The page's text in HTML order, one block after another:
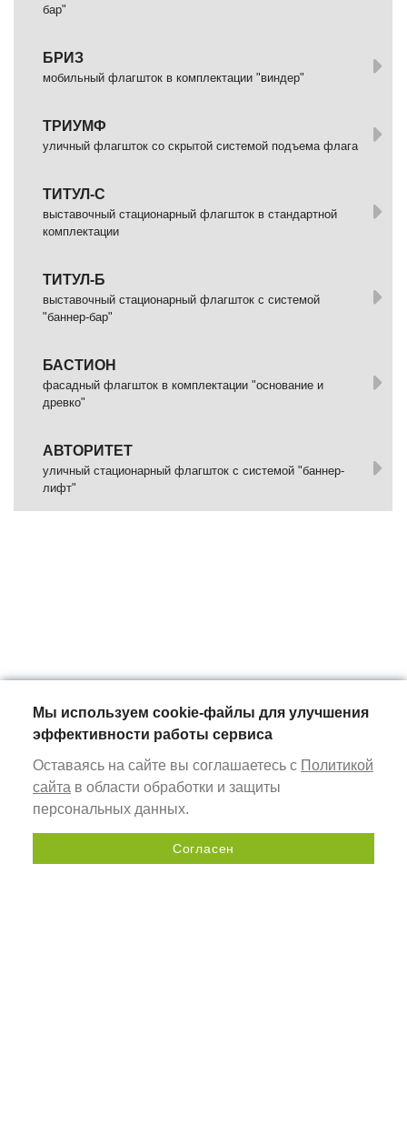
бар"
БРИЗ
мобильный флагшток в комплектации "виндер"
ТРИУМФ
уличный флагшток со скрытой системой подъема флага
ТИТУЛ-С
выставочный стационарный флагшток в стандартной
комплектации
ТИТУЛ-Б
выставочный стационарный флагшток с системой
"баннер-бар"
БАСТИОН
фасадный флагшток в комплектации "основание и
древко"
АВТОРИТЕТ
уличный стационарный флагшток с системой "баннер-
лифт"
Отправить запрос
Мы используем cookie-файлы для улучшения
эффективности работы сервиса
Оставаясь на сайте вы соглашаетесь с Политикой
сайта в области обработки и защиты
персональных данных.
Согласен